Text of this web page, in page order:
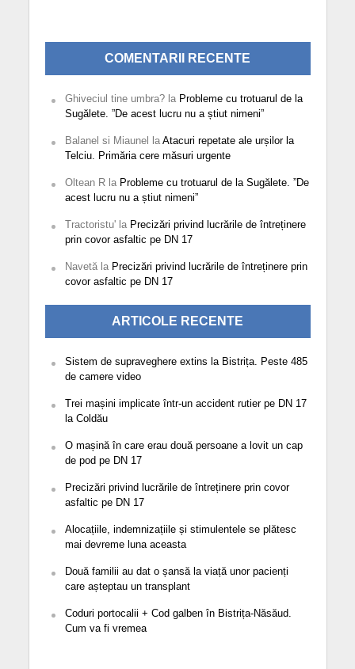
COMENTARII RECENTE
Ghiveciul tine umbra?la Probleme cu trotuarul de la
Sugălete. ”De acest lucru nu a știut nimeni”
Balanel si Miaunel la Atacuri repetate ale urșilor la
Telciu. Primăria cere măsuri urgente
Oltean Rla Probleme cu trotuarul de la Sugălete. ”De
acest lucru nu a știut nimeni”
Tractoristu'la Precizări privind lucrările de întreținere
prin covor asfaltic pe DN 17
Navetăla Precizări privind lucrările de întreținere prin
covor asfaltic pe DN 17
ARTICOLE RECENTE
Sistem de supraveghere extins la Bistrița. Peste 485
de camere video
Trei mașini implicate într-un accident rutier pe DN 17
la Coldău
O mașină în care erau două persoane a lovit un cap
de pod pe DN 17
Precizări privind lucrările de întreținere prin covor
asfaltic pe DN 17
Alocațiile, indemnizațiile și stimulentele se plătesc
mai devreme luna aceasta
Două familii au dat o șansă la viață unor pacienți
care așteptau un transplant
Coduri portocalii + Cod galben în Bistrița-Năsăud.
Cum va fi vremea